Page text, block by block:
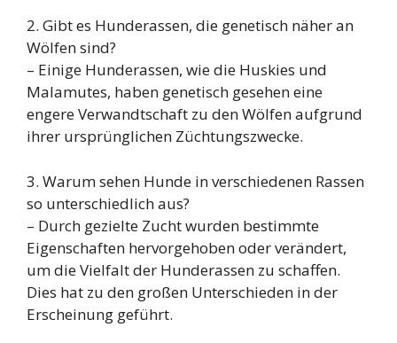
2. Gibt es Hunderassen, die genetisch näher an
Wölfen sind?
– Einige Hunderassen, wie die Huskies und
Malamutes, haben genetisch gesehen eine
engere Verwandtschaft zu den Wölfen aufgrund
ihrer ursprünglichen Züchtungszwecke.
3. Warum sehen Hunde in verschiedenen Rassen
so unterschiedlich aus?
– Durch gezielte Zucht wurden bestimmte
Eigenschaften hervorgehoben oder verändert,
um die Vielfalt der Hunderassen zu schaffen.
Dies hat zu den großen Unterschieden in der
Erscheinung geführt.